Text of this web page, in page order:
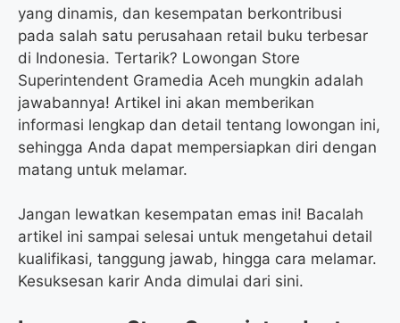
yang dinamis, dan kesempatan berkontribusi
pada salah satu perusahaan retail buku terbesar
di Indonesia. Tertarik? Lowongan Store
Superintendent Gramedia Aceh mungkin adalah
jawabannya! Artikel ini akan memberikan
informasi lengkap dan detail tentang lowongan ini,
sehingga Anda dapat mempersiapkan diri dengan
matang untuk melamar.
Jangan lewatkan kesempatan emas ini! Bacalah
artikel ini sampai selesai untuk mengetahui detail
kualifikasi, tanggung jawab, hingga cara melamar.
Kesuksesan karir Anda dimulai dari sini.